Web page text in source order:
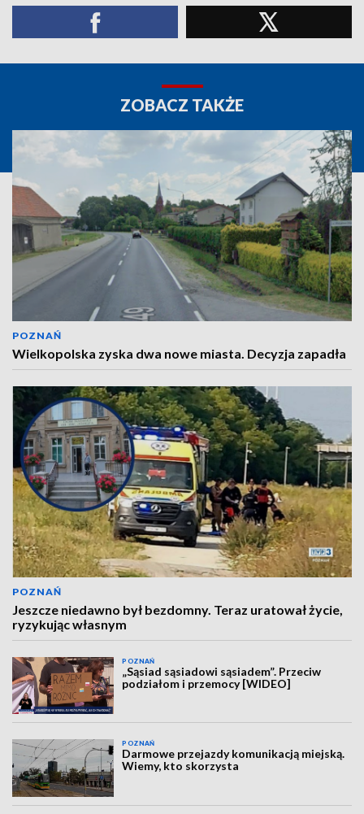
ZOBACZ TAKŻE
POZNAŃ
Wielkopolska zyska dwa nowe miasta. Decyzja zapadła
POZNAŃ
Jeszcze niedawno był bezdomny. Teraz uratował życie,
ryzykując własnym
POZNAŃ
„Sąsiad sąsiadowi sąsiadem”. Przeciw
podziałom i przemocy [WIDEO]
POZNAŃ
Darmowe przejazdy komunikacją miejską.
Wiemy, kto skorzysta